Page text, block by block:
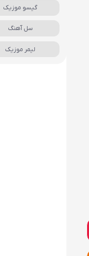
گیسو موزیک
سل آهنگ
لیمر موزیک